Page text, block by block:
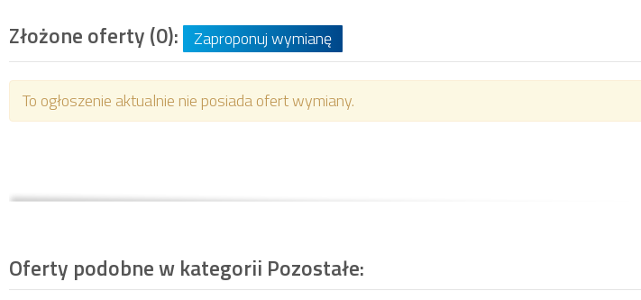
Złożone oferty (0): Zaproponuj wymianę
To ogłoszenie aktualnie nie posiada ofert wymiany.
Oferty podobne w kategorii Pozostałe: